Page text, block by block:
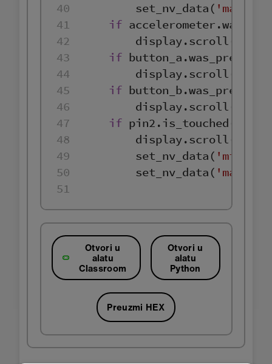
40
        set_nv_data(
41
if
42
43
if
44
45
if
46
47
if
48
        display.scroll(
49
        set_nv_data(
50
        set_nv_data(
51
Otvori u
alatu
Classroom
Otvori u
alatu
Python
Preuzmi HEX